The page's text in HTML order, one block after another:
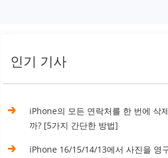
인기 기사
iPhone의 모든 연락처를 한 번에 삭
까? [5가지 간단한 방법]
iPhone 16/15/14/13에서 사진을 영